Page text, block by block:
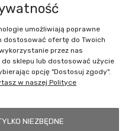
umożliwiają poprawne
dostosować ofertę do Twoich
przez nas
sklepu lub dostosować użycie
opcję "Dostosuj zgody".
w naszej Polityce
NIEZBĘDNE